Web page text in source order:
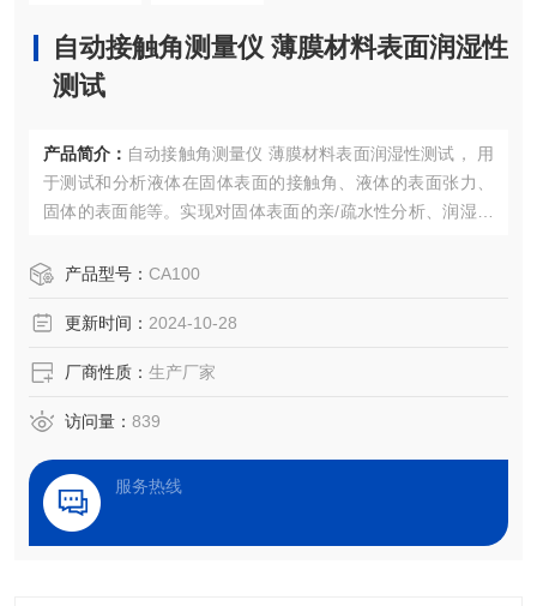
自动接触角测量仪 薄膜材料表面润湿性
测试
产品简介： 自动接触角测量仪 薄膜材料表面润湿性测试， 用
于测试和分析液体在固体表面的接触角、液体的表面张力、
固体的表面能等。实现对固体表面的亲/疏水性分析、润湿性
附、吸收和铺展等过程分析。
产品型号： CA100
更新时间： 2024-10-28
厂商性质： 生产厂家
访问量： 839
服务热线